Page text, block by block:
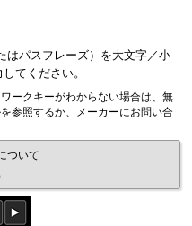
はパスフレーズ）を大文字／小
てください。
ークキーがわからない場合は、無
参照するか、メーカーにお問い合
ついて